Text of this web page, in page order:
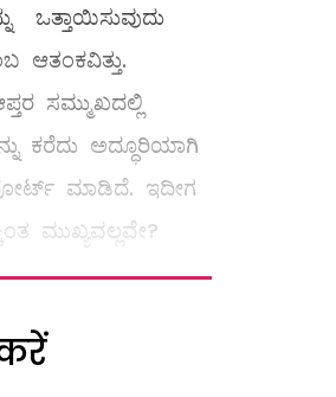
ಒತ್ತಾಯಿಸುವುದು
ಸಮ್ಮುಖದಲ್ಲಿ
ಕರೆದು ಅದ್ಧೂರಿಯಾಗಿ
ಮಾಡಿದೆ. ಇದೀಗ
ಮುಖ್ಯವಲ್ಲವೇ?